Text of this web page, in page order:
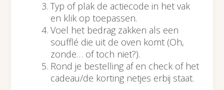
Typ of plak de actiecode in het vak
en klik op toepassen.
Voel het bedrag zakken als een
soufflé die uit de oven komt (Oh,
zonde… of toch niet?).
Rond je bestelling af en check of het
cadeau/de korting netjes erbij staat.